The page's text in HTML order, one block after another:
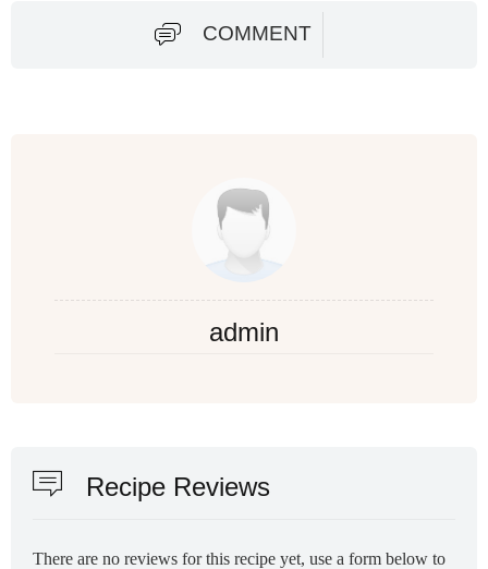
COMMENT
admin
Recipe Reviews
There are no reviews for this recipe yet, use a form below to